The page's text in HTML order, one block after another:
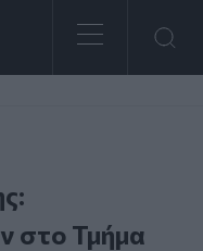
στο Τμήμα